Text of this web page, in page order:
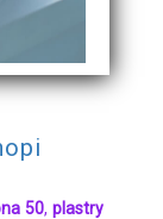
50, plastry